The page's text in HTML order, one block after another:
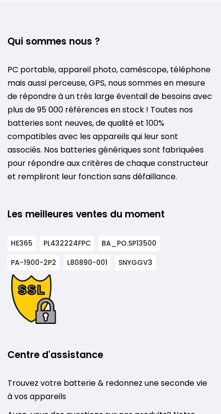
Qui sommes nous ?
PC portable, appareil photo, caméscope, téléphone
mais aussi perceuse, GPS, nous sommes en mesure
de répondre à un très large éventail de besoins avec
plus de 95 000 références en stock ! Toutes nos
batteries sont neuves, de qualité et 100%
compatibles avec les appareils qui leur sont
associés. Nos batteries génériques sont fabriquées
pour répondre aux critères de chaque constructeur
et rempliront leur fonction sans défaillance.
Les meilleures ventes du moment
HE365 PL432224FPC
BA_PO.SP13500
PA-1900-2P2
L80890-001 SNYGGV3
Centre d'assistance
Trouvez votre batterie & redonnez une seconde vie
à vos appareils